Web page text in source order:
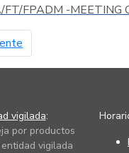
FT/FPADM -MEETING
vigilada:
por productos
vigilada